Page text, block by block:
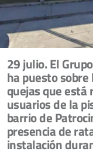
29 julio. El
ha puesto
quejas que está
usuarios de la
barrio de
presencia de
instalación